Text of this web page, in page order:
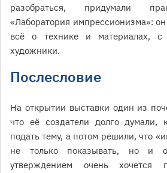
разобраться, придумали
«Лаборатория импрессионизма»:
всё о технике и материалах, с
художники.
Послесловие
На открытии выставки один из
что её создатели долго думали,
подать тему, а потом решили, что
не только показывать, но и
утверждением очень хочется